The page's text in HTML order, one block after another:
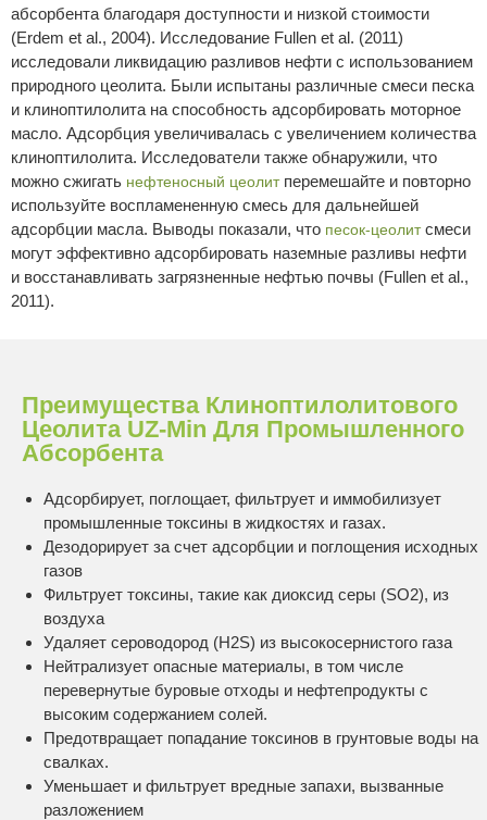
абсорбента благодаря доступности и низкой стоимости
(Erdem et al., 2004). Исследование Fullen et al. (2011)
исследовали ликвидацию разливов нефти с использованием
природного цеолита. Были испытаны различные смеси песка
и клиноптилолита на способность адсорбировать моторное
масло. Адсорбция увеличивалась с увеличением количества
клиноптилолита. Исследователи также обнаружили, что
можно сжигать нефтеносный цеолитперемешайте и повторно
используйте воспламененную смесь для дальнейшей
адсорбции масла. Выводы показали, что песок-цеолитсмеси
могут эффективно адсорбировать наземные разливы нефти
и восстанавливать загрязненные нефтью почвы (Fullen et al.,
2011).
Преимущества Клиноптилолитового
Цеолита UZ-Min Для Промышленного
Абсорбента
Адсорбирует, поглощает, фильтрует и иммобилизует
промышленные токсины в жидкостях и газах.
Дезодорирует за счет адсорбции и поглощения исходных
газов
Фильтрует токсины, такие как диоксид серы (SO2), из
воздуха
Удаляет сероводород (H2S) из высокосернистого газа
Нейтрализует опасные материалы, в том числе
перевернутые буровые отходы и нефтепродукты с
высоким содержанием солей.
Предотвращает попадание токсинов в грунтовые воды на
свалках.
Уменьшает и фильтрует вредные запахи, вызванные
разложением